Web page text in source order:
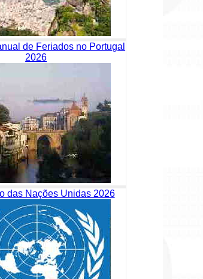
de Feriados no Portugal
2026
das Nações Unidas 2026